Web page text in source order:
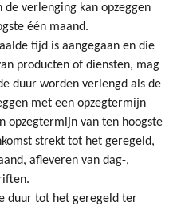
verlenging kan opzeggen
één maand.
tijd is aangegaan en die
producten of diensten, mag
duur worden verlengd als de
met een opzegtermijn
opzegtermijn van ten hoogste
strekt tot het geregeld,
afleveren van dag-,
duur tot het geregeld ter